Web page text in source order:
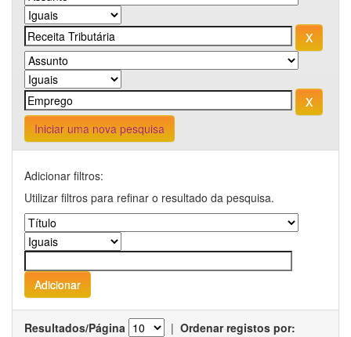
Iniciar uma nova pesquisa
Adicionar filtros:
Utilizar filtros para refinar o resultado da pesquisa.
Resultados/Página | Ordenar registos por: